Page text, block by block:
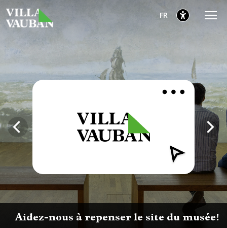
Aller
au
menu
principal
Aller
au
contenu
Aller
au
de
page
Français
FR
Aidez-nous à repenser le site du musée!